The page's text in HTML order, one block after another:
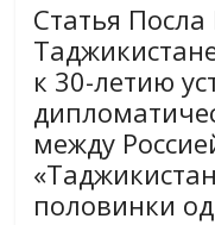
Статья Посла
к 30-летию
между
половинки